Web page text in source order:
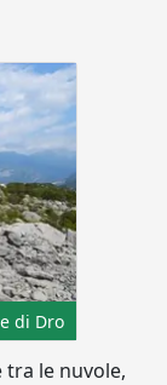
di Dro
tra le nuvole,